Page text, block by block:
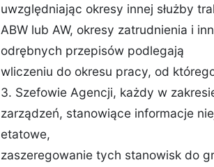
uwzględniając okresy innej służby
ABW lub AW, okresy zatrudnienia i
odrębnych przepisów podlegają
wliczeniu do okresu pracy, od
3. Szefowie Agencji, każdy w
zarządzeń, stanowiące informacje
etatowe,
zaszeregowanie tych stanowisk do